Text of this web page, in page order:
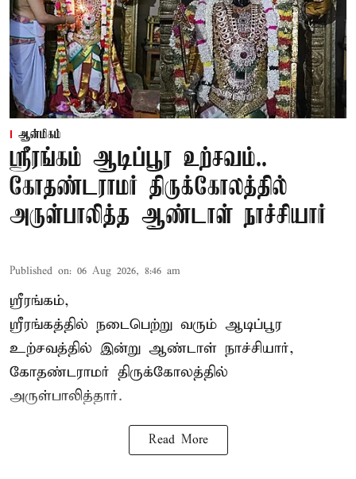
ஆன்மிகம்
ஸ்ரீரங்கம் ஆடிப்பூர உற்சவம்..
கோதண்டராமர் திருக்கோலத்தில்
அருள்பாலித்த ஆண்டாள் நாச்சியார்
Published on: 06 Aug 2026, 8:46 am
ஸ்ரீரங்கம்,
ஸ்ரீரங்கத்தில் நடைபெற்று வரும் ஆடிப்பூர
உற்சவத்தில் இன்று ஆண்டாள் நாச்சியார்,
கோதண்டராமர் திருக்கோலத்தில்
அருள்பாலித்தார்.
Read More